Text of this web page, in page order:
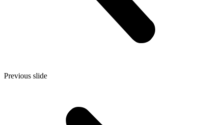
Previous slide